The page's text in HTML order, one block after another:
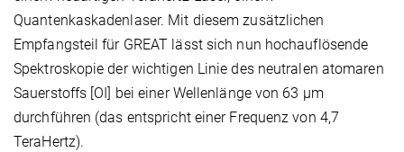
Quantenkaskadenlaser. Mit diesem zusätzlichen
Empfangsteil für GREAT lässt sich nun hochauflösende
Spektroskopie der wichtigen Linie des neutralen atomaren
Sauerstoffs [OI] bei einer Wellenlänge von 63 μm
durchführen (das entspricht einer Frequenz von 4,7
TeraHertz).